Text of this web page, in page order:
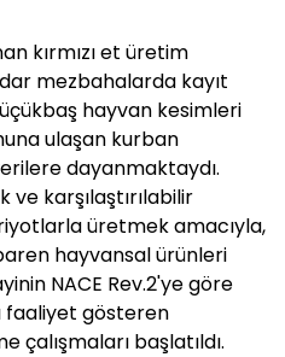
kırmızı et üretim
mezbahalarda kayıt
hayvan kesimleri
ulaşan kurban
dayanmaktaydı.
karşılaştırılabilir
üretmek amacıyla,
hayvansal ürünleri
NACE Rev.2'ye göre
faaliyet gösteren
başlatıldı.